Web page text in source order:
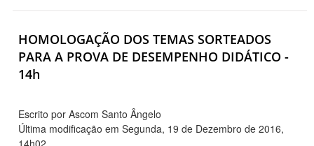
HOMOLOGAÇÃO DOS TEMAS SORTEADOS
PARA A PROVA DE DESEMPENHO DIDÁTICO -
14h
Escrito por Ascom Santo Ângelo
Última modificação em Segunda, 19 de Dezembro de 2016,